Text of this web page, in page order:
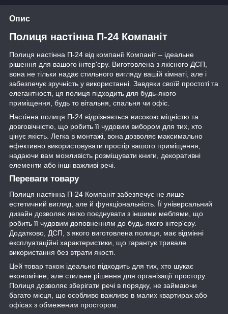
Опис
Полиця настінна П-24 Компаніт
Полиця настінна П-24 від компанії Компаніт – ідеальне
рішення для вашого інтер'єру. Виготовлена з якісного ДСП,
вона не тільки надає стильного вигляду вашій кімнаті, але і
забезпечує зручність у використанні. Завдяки своїй простоті та
елегантності, ця полиця підходить для будь-якого
приміщення, будь то вітальня, спальня чи офіс.
Настінна полиця П-24 відрізняється високою міцністю та
довговічністю, що робить її чудовим вибором для тих, хто
цінує якість. Легка в монтажі, вона дозволяє максимально
ефективно використовувати простір вашого приміщення,
надаючи вам можливість розміщувати книги, декоративні
елементи або інші важливі речі.
Переваги товару
Полиця настінна П-24 Компаніт забезпечує не лише
естетичний вигляд, але й функціональність. Її універсальний
дизайн дозволяє легко поєднувати з іншими меблями, що
робить її чудовим доповненням до будь-якого інтер'єру.
Додатково, ДСП, з якого виготовлена полиця, має відмінні
експлуатаційні характеристики, що гарантує тривале
використання без втрати якості.
Цей товар також ідеально підходить для тих, хто шукає
економічне, але стильне рішення для організації простору.
Полиця дозволяє зберігати речі в порядку, не займаючи
багато місця, що особливо важливо в малих квартирах або
офісах з обмеженим простором.